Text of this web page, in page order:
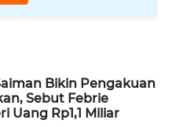
Bikin Pengakuan
Sebut Febrie
Uang Rp1,1 Miliar